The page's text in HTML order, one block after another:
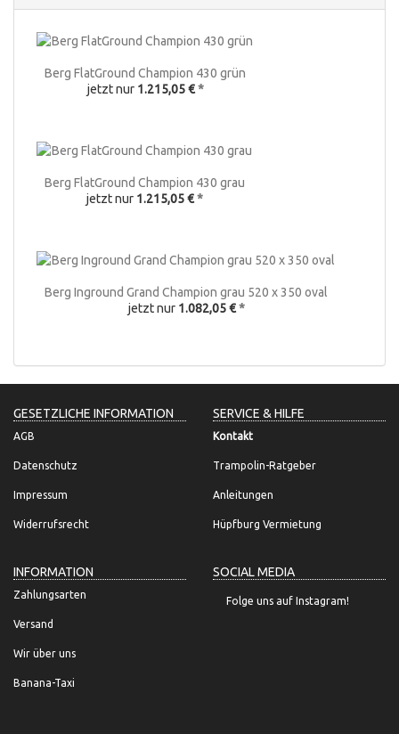
Berg FlatGround Champion 430 grün
jetzt nur 1.215,05 € *
Berg FlatGround Champion 430 grau
jetzt nur 1.215,05 €*
Berg Inground Grand Champion grau 520 x 350 oval
jetzt nur 1.082,05 € *
GESETZLICHE INFORMATION
AGB
Datenschutz
Impressum
Widerrufsrecht
SERVICE & HILFE
Kontakt
Trampolin-Ratgeber
Anleitungen
Hüpfburg Vermietung
INFORMATION
Zahlungsarten
Versand
Wir über uns
Banana-Taxi
SOCIAL MEDIA
Folge uns auf Instagram!